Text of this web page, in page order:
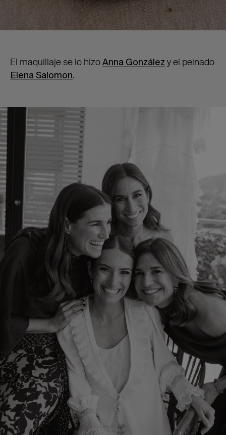
El maquillaje se lo hizoAnna González y el peinado
Elena Salomon.